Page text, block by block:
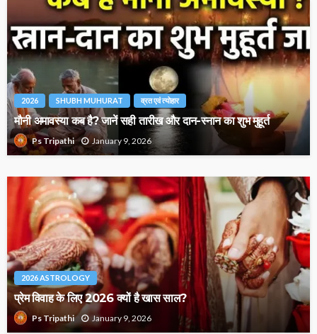
2026 SHUBH MUHURAT व्रत एवं त्योहार
मौनी अमावस्या कब है? जानें सही तारीख और दान-स्नान का शुभ मुहूर्त
Ps Tripathi January 9, 2026
2026 ASTROLOGY
प्रेम विवाह के लिए 2026 क्यों है खास साल?
Ps Tripathi January 9, 2026